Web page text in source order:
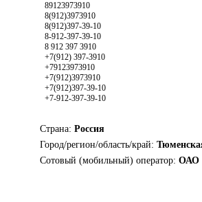
89123973910
8(912)3973910
8(912)397-39-10
8-912-397-39-10
8 912 397 3910
+7(912) 397-3910
+79123973910
+7(912)3973910
+7(912)397-39-10
+7-912-397-39-10
Страна: Россия
Город/регион/область/край:
Сотовый (мобильный) оператор: ОАО